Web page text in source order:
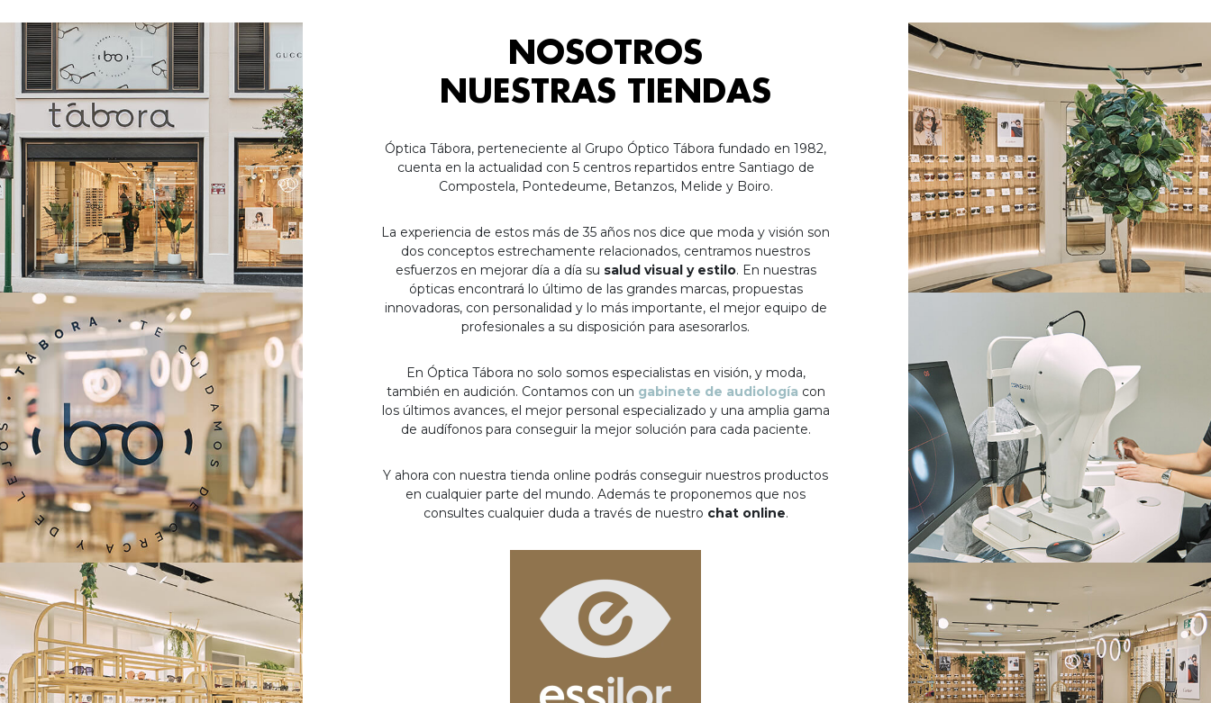
NOSOTROS
NUESTRAS TIENDAS
Óptica Tábora, perteneciente al Grupo Óptico Tábora fundado en 1982,
cuenta en la actualidad con 5 centros repartidos entre Santiago de
Compostela, Pontedeume, Betanzos, Melide y Boiro.
La experiencia de estos más de 35 años nos dice que moda y visión son
dos conceptos estrechamente relacionados, centramos nuestros
esfuerzos en mejorar día a día su salud visual y estilo. En nuestras
ópticas encontrará lo último de las grandes marcas, propuestas
innovadoras, con personalidad y lo más importante, el mejor equipo de
profesionales a su disposición para asesorarlos.
En Óptica Tábora no solo somos especialistas en visión, y moda,
también en audición. Contamos con un gabinete de audiología con
los últimos avances, el mejor personal especializado y una amplia gama
de audífonos para conseguir la mejor solución para cada paciente.
Y ahora con nuestra tienda online podrás conseguir nuestros productos
en cualquier parte del mundo. Además te proponemos que nos
consultes cualquier duda a través de nuestro chat online.